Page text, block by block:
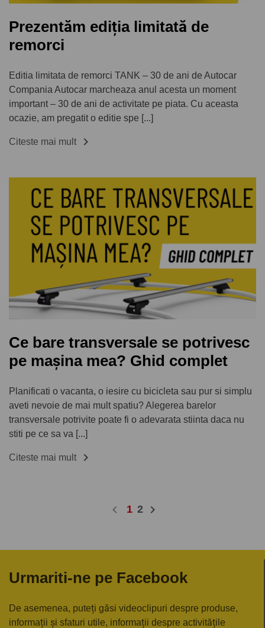
Prezentăm ediția limitată de
remorci
Editia limitata de remorci TANK – 30 de ani de Autocar
Compania Autocar marcheaza anul acesta un moment
important – 30 de ani de activitate pe piata. Cu aceasta
ocazie, am pregatit o editie spe [...]
Citeste mai mult 
Ce bare transversale se potrivesc
pe mașina mea? Ghid complet
Planificati o vacanta, o iesire cu bicicleta sau pur si simplu
aveti nevoie de mai mult spatiu? Alegerea barelor
transversale potrivite poate fi o adevarata stiinta daca nu
stiti pe ce sa va [...]
Citeste mai mult 
chevron_left 1 2 chevron_right
Urmariti-ne pe Facebook
De asemenea, puteți găsi videoclipuri despre produse,
informații și sfaturi utile, informații despre activitățile